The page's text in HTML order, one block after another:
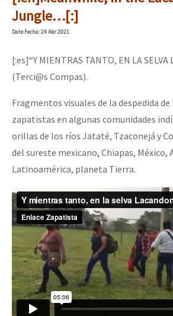
Mundo
EZLN
AutonomÍa y Resistencia
Megaproyectos
Migración
Mujeres
Niñxs
ETIQUETAS
MULTIMEDIA
Audio
Fotorreportaje
Video
Jungle…[:]
DateFecha: 24 Abr 2021
[:es]“Y MIENTRAS TANTO, EN LA
(Terci@s Compas).
Fragmentos visuales de la despedida
zapatistas en algunas comunidades
orillas de los ríos Jataté, Tzaconejá y
del sureste mexicano, Chiapas, México,
Latinoamérica, planeta Tierra.